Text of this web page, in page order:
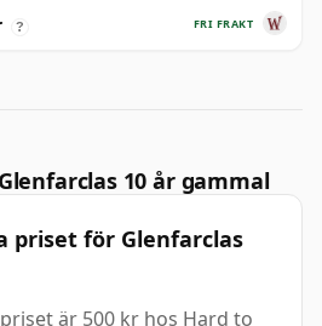
FRI FRAKT
?
10 år gammal
priset för Glenfarclas
är 500 kr hos Hard to